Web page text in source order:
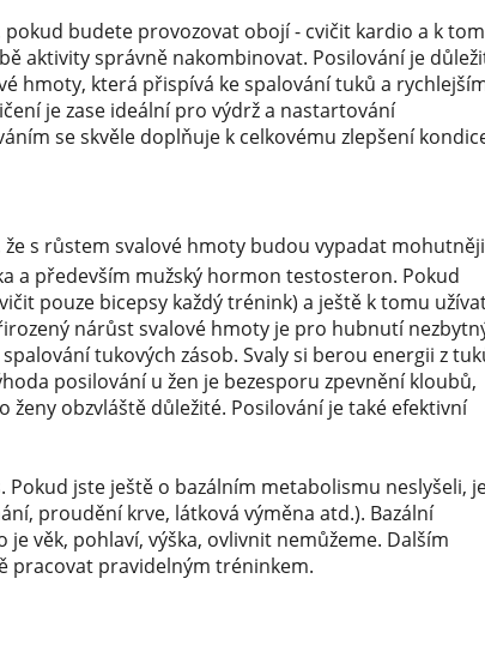
budete provozovat obojí - cvičit kardio a k
aktivity správně nakombinovat. Posilování je
hmoty, která přispívá ke spalování tuků a
je zase ideální pro výdrž a nastartování
se skvěle doplňuje k celkovému zlepšení
s růstem svalové hmoty budou vypadat
a především mužský hormon testosteron. Pokud
pouze bicepsy každý trénink) a ještě k tomu
nárůst svalové hmoty je pro hubnutí
tukových zásob. Svaly si berou energii z
posilování u žen je bezesporu zpevnění kloubů,
obzvláště důležité. Posilování je také efektivní
jste ještě o bazálním metabolismu neslyšeli,
proudění krve, látková výměna atd.). Bazální
věk, pohlaví, výška, ovlivnit nemůžeme. Dalším
pracovat pravidelným tréninkem.